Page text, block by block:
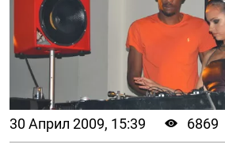
30 Април 2009, 15:39 6869